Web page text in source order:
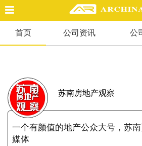
一个有颜值的地产公众大号，苏南更值
">
精选案例
室 内
视 频
头条资讯
业 界
首页 公司资讯 公
苏南房地产观察
一个有颜值的地产公众大号，苏
媒体